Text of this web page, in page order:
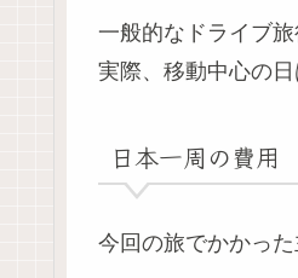
一般的なドライブ
実際、移動中心の
日本一周の費用
今回の旅でかかった